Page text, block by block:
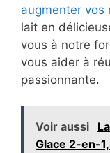
augmenter vos
lait en
vous à notre
vous aider à
passionnante.
Voir aussi
Glace 2-en-